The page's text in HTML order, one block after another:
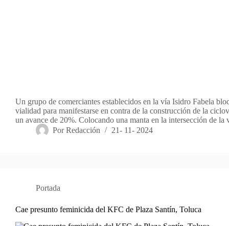
Un grupo de comerciantes establecidos en la vía Isidro Fabela
vialidad para manifestarse en contra de la construcción de la
un avance de 20%. Colocando una manta en la intersección de
Por Redacción 21- 11- 2024
Portada
Cae presunto feminicida del KFC de Plaza Santín, Toluca